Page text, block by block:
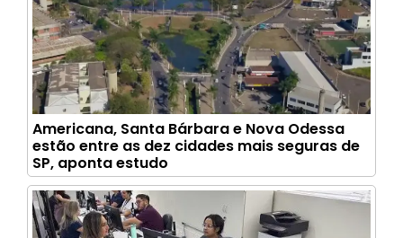
Americana, Santa Bárbara e Nova Odessa
estão entre as dez cidades mais seguras de
SP, aponta estudo